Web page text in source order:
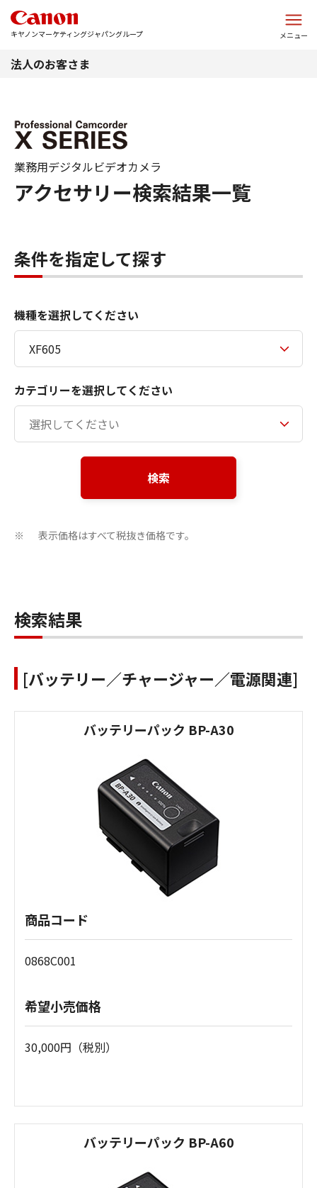
キヤノンマーケティングジャパングループ メニュー
法人のお客さま
アクセサリー検索結果一覧
業務用デジタルビデオカメラ
条件を指定して探す
機種を選択してください
カテゴリーを選択してください
検索
※ 表示価格はすべて税抜き価格です。
検索結果
[バッテリー／チャージャー／電源関連]
バッテリーパック BP-A30
商品コード
0868C001
希望小売価格
30,000円（税別）
バッテリーパック BP-A60